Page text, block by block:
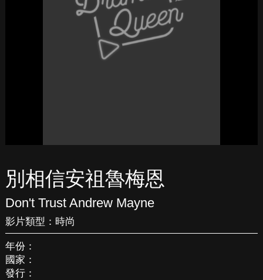
別相信安祖魯梅恩
Don't Trust Andrew Mayne
影片類型： 時尚
年份：
國家：
發行：